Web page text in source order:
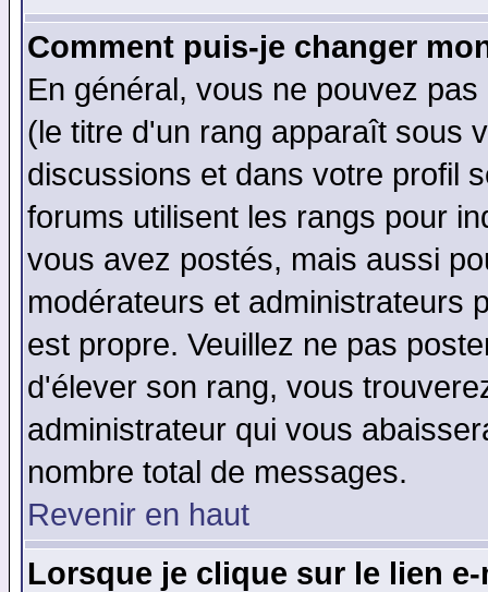
Comment puis-je changer
En général, vous ne pouvez
(le titre d'un rang apparaît sous
discussions et dans votre profil
forums utilisent les rangs pour
vous avez postés, mais aussi
modérateurs et administrateurs
est propre. Veuillez ne pas
d'élever son rang, vous
administrateur qui vous
nombre total de messages.
Revenir en haut
Lorsque je clique sur le lien